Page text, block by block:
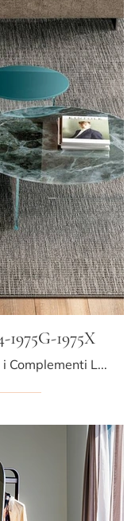
1975X
Desideri arricchire i tuoi spazi con i Complementi Lago? Ecco qui molteplici modelli di tavolini in vetro come Tavolino Air Rotondo 1964-1975G-1975X.